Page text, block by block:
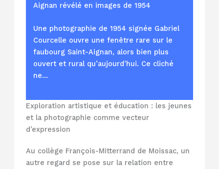
Aignan révélé en images de 1954
Une photographie de 1954 signée Gabriel
Courcelle ouvre une fenêtre rare sur le
faubourg Saint-Aignan, alors bien plus
ouvert et rural qu’aujourd’hui. Ce cliché
ne…
Exploration artistique et éducation : les jeunes
et la photographie comme vecteur
d’expression
Au collège François-Mitterrand de Moissac, un
autre regard se pose sur la relation entre